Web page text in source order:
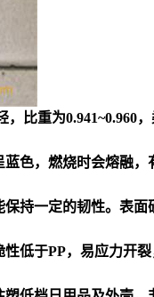
比重为0.941~0.960
色，燃烧时会熔融
持一定的韧性。表
低于PP，易应力开